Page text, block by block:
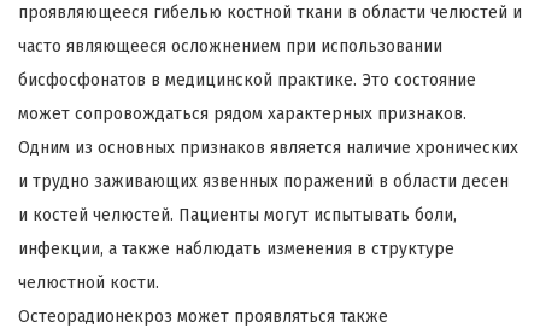
проявляющееся гибелью костной ткани в области челюстей и
часто являющееся осложнением при использовании
бисфосфонатов в медицинской практике. Это состояние
может сопровождаться рядом характерных признаков.
Одним из основных признаков является наличие хронических
и трудно заживающих язвенных поражений в области десен
и костей челюстей. Пациенты могут испытывать боли,
инфекции, а также наблюдать изменения в структуре
челюстной кости.
Остеорадионекроз может проявляться также